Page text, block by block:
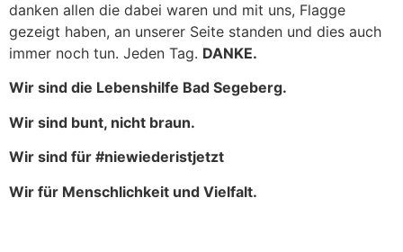
danken allen die dabei waren und mit uns, Flagge
gezeigt haben, an unserer Seite standen und dies auch
immer noch tun. Jeden Tag. DANKE.
Wir sind die Lebenshilfe Bad Segeberg.
Wir sind bunt, nicht braun.
Wir sind für #niewiederistjetzt
Wir für Menschlichkeit und Vielfalt.